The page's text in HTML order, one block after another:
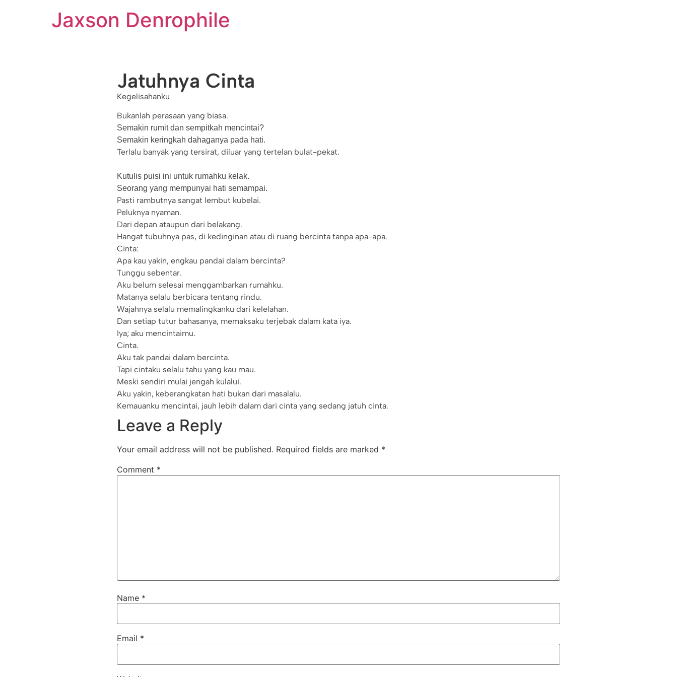
Jaxson Denrophile
Jatuhnya Cinta
Kegelisahanku
Bukanlah perasaan yang biasa.
Semakin rumit dan sempitkah mencintai?
Semakin keringkah dahaganya pada hati.
Terlalu banyak yang tersirat, diluar yang tertelan bulat-pekat.
Kutulis puisi ini untuk rumahku kelak.
Seorang yang mempunyai hati semampai.
Pasti rambutnya sangat lembut kubelai.
Peluknya nyaman.
Dari depan ataupun dari belakang.
Hangat tubuhnya pas, di kedinginan atau di ruang bercinta tanpa apa-apa.
Cinta:
Apa kau yakin, engkau pandai dalam bercinta?
Tunggu sebentar.
Aku belum selesai menggambarkan rumahku.
Matanya selalu berbicara tentang rindu.
Wajahnya selalu memalingkanku dari kelelahan.
Dan setiap tutur bahasanya, memaksaku terjebak dalam kata iya.
Iya; aku mencintaimu.
Cinta.
Aku tak pandai dalam bercinta.
Tapi cintaku selalu tahu yang kau mau.
Meski sendiri mulai jengah kulalui.
Aku yakin, keberangkatan hati bukan dari masalalu.
Kemauanku mencintai, jauh lebih dalam dari cinta yang sedang jatuh cinta.
Leave a Reply
Your email address will not be published. Required fields are marked *
Comment *
Name *
Email *